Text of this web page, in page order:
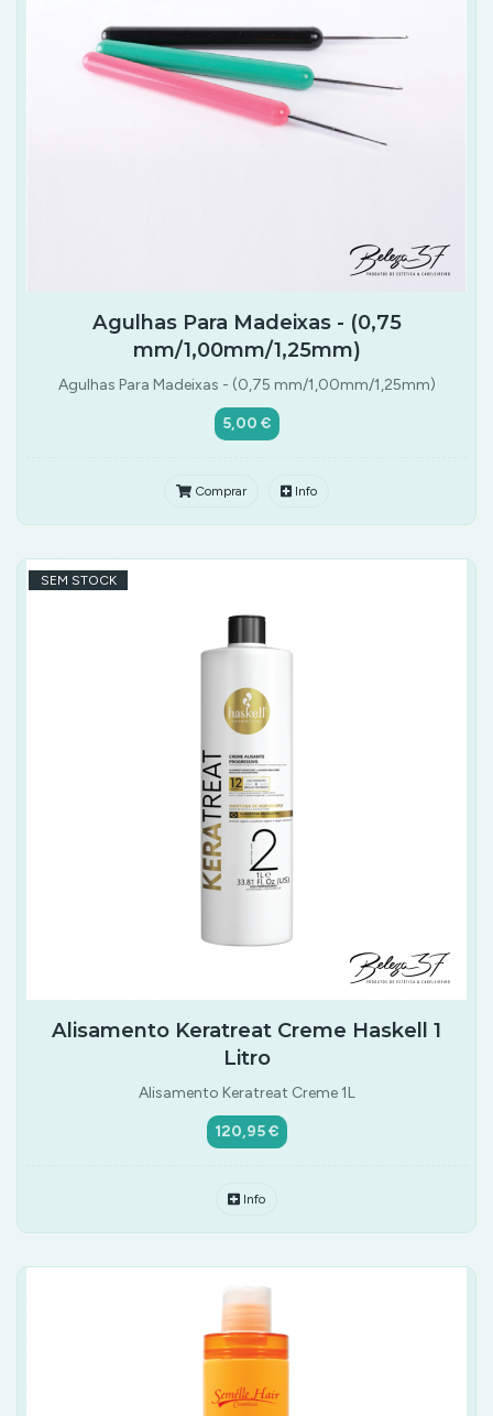
Agulhas Para Madeixas - (0,75
mm/1,00mm/1,25mm)
Agulhas Para Madeixas - (0,75 mm/1,00mm/1,25mm)
5,00 €
Comprar Info
SEM STOCK
Alisamento Keratreat Creme Haskell 1
Litro
Alisamento Keratreat Creme 1L
120,95 €
Info